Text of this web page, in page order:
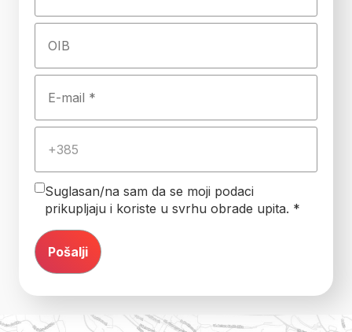
Suglasan/na sam da se moji podaci
prikupljaju i koriste u svrhu obrade upita. *